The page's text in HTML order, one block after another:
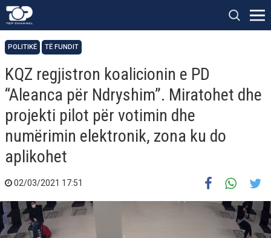
POLITIKË TË FUNDIT
KQZ regjistron koalicionin e PD
“Aleanca për Ndryshim”. Miratohet dhe
projekti pilot për votimin dhe
numërimin elektronik, zona ku do
aplikohet
02/03/2021 17:51